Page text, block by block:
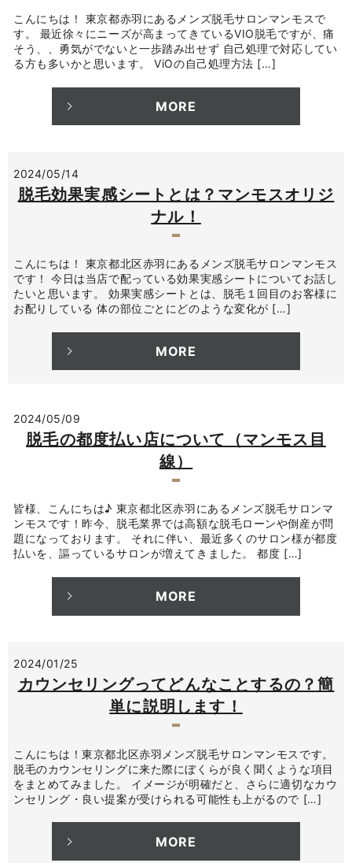
こんにちは！ 東京都赤羽にあるメンズ脱毛サロンマンモスで
す。 最近徐々にニーズが高まってきているVIO脱毛ですが、痛
そう、、勇気がでないと一歩踏み出せず 自己処理で対応してい
る方も多いかと思います。 ViOの自己処理方法 […]
MORE
2024/05/14
脱毛効果実感シートとは？マンモスオリジ
ナル！
こんにちは！ 東京都北区赤羽にあるメンズ脱毛サロンマンモス
です！ 今日は当店で配っている効果実感シートについてお話し
たいと思います。 効果実感シートとは、脱毛１回目のお客様に
お配りしている 体の部位ごとにどのような変化が […]
MORE
2024/05/09
脱毛の都度払い店について（マンモス目
線）
皆様、こんにちは♪ 東京都北区赤羽にあるメンズ脱毛サロンマ
ンモスです！昨今、脱毛業界では高額な脱毛ローンや倒産が問
題になっております。 それに伴い、最近多くのサロン様が都度
払いを、謳っているサロンが増えてきました。 都度 […]
MORE
2024/01/25
カウンセリングってどんなことするの？簡
単に説明します！
こんにちは！東京都北区赤羽メンズ脱毛サロンマンモスです。
脱毛のカウンセリングに来た際にぼくらが良く聞くような項目
をまとめてみました。 イメージが明確だと、さらに適切なカウ
ンセリング・良い提案が受けられる可能性も上がるので […]
MORE